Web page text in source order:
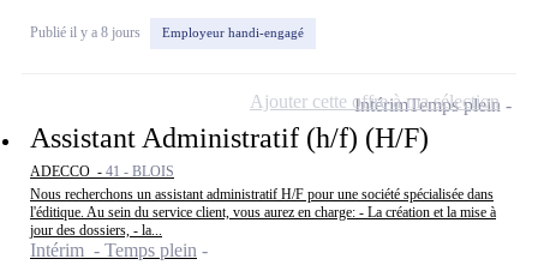
Publié il y a 8 jours Employeur handi-engagé
Assistant Administratif (h/f) (H/F)
ADECCO - 41 - BLOIS
Nous recherchons un assistant administratif H/F pour une société spécialisée dans
l'éditique. Au sein du service client, vous aurez en charge: - La création et la mise à
jour des dossiers, - la...
Intérim - Temps plein
IntérimTemps plein
Ajouter cette offre à ma sélection